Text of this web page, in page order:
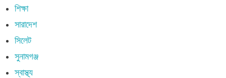
শিক্ষা
সারাদেশ
সিলেট
সুনামগঞ্জ
স্বাস্থ্য